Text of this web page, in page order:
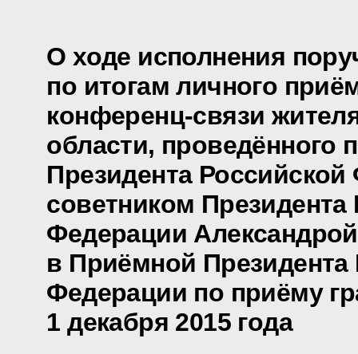
О ходе исполнения
по итогам личного
конференц-связи
области, проведённого
Президента
советником Президента
Федерации
в Приёмной Президента
Федерации по приёму
1 декабря 2015 года